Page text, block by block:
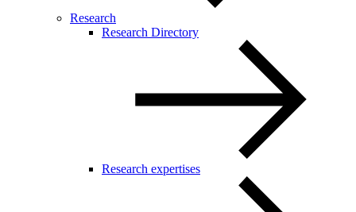
Research
Research Directory
Research expertises